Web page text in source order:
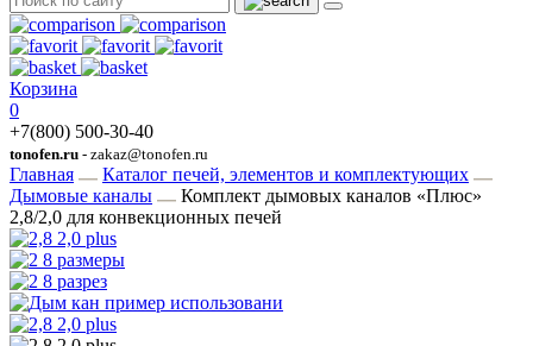
Корзина
0
+7(800) 500-30-40
tonofen.ru - zakaz@tonofen.ru
Главная
Каталог печей, элементов и комплектующих
Дымовые каналы
Комплект дымовых каналов «Плюс»
2,8/2,0 для конвекционных печей